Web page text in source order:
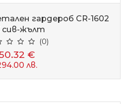
гардероб CR-1602
сив-жълт
(0)
€
лв.